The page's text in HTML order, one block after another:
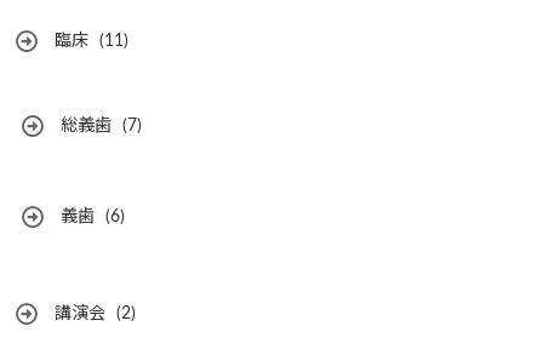
臨床 (11)
総義歯 (7)
義歯 (6)
講演会 (2)